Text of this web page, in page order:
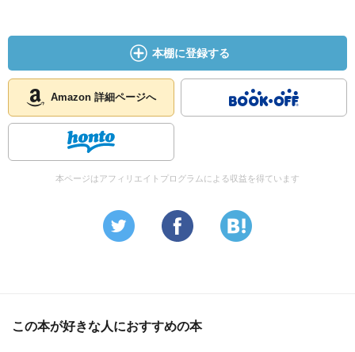
本棚に登録する
Amazon 詳細ページへ
本ページはアフィリエイトプログラムによる収益を得ています
この本が好きな人におすすめの本